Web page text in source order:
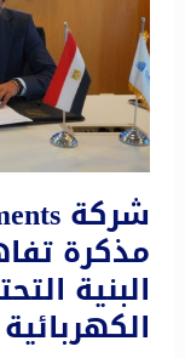
مذكرة
البنية